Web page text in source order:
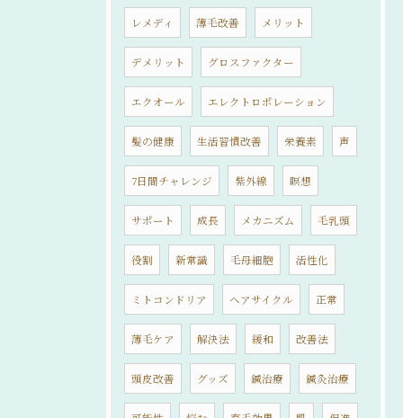
レメディ 薄毛改善 メリット
デメリット グロスファクター
エクオール エレクトロポレーション
髪の健康 生活習慣改善 栄養素 声
7日間チャレンジ 紫外線 瞑想
サポート 成長 メカニズム 毛乳頭
役割 新常識 毛母細胞 活性化
ミトコンドリア ヘアサイクル 正常
薄毛ケア 解決法 緩和 改善法
頭皮改善 グッズ 鍼治療 鍼灸治療